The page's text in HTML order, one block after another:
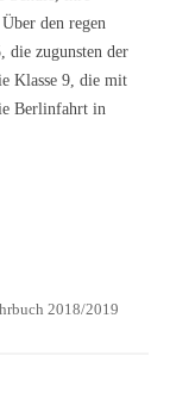
den regen
die zugunsten der
Klasse 9, die mit
Berlinfahrt in
2018/2019